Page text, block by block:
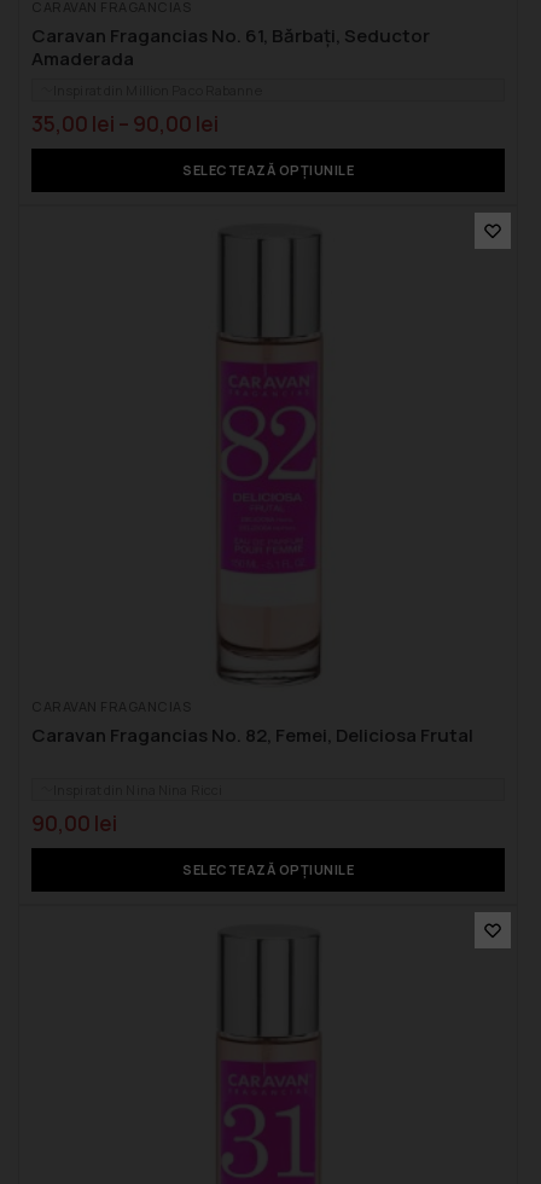
Caravan Fragancias No. 61, Bărbați, Seductor
Amaderada
35,00 lei – 90,00 lei
SELECTEAZĂ OPȚIUNILE
Caravan Fragancias No. 82, Femei, Deliciosa Frutal
90,00 lei
SELECTEAZĂ OPȚIUNILE